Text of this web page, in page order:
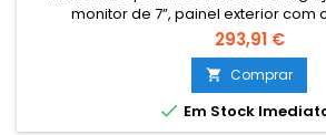
monitor de 7”, painel exterior com
bidirecional e abertura por cartão MF.
UNV-Link e alimentação PoE. Proteção
IK08.
293,91 €
 Comprar
 Em Stock